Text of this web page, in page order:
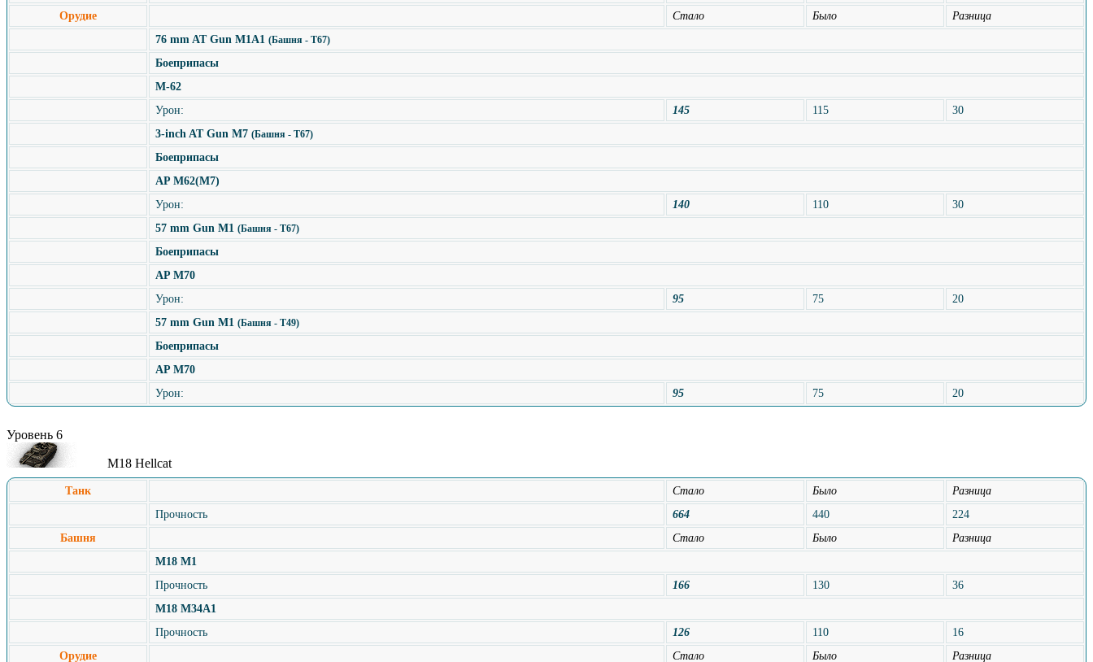
Орудие
Стало Было
Разница
76 mm AT Gun M1A1(Башня - T67)
Боеприпасы
М-62
Урон:
145 115
30
3-inch AT Gun M7(Башня - T67)
Боеприпасы
AP M62(M7)
Урон:
140 110
30
57 mm Gun M1(Башня - T67)
Боеприпасы
AP M70
Урон:
95 75
20
57 mm Gun M1(Башня - T49)
Боеприпасы
AP M70
Урон:
95 75 20
Уровень 6
M18 Hellcat
Танк Стало Было
Разница
Прочность
664 440
224
Башня
Стало Было
Разница
M18 M1
Прочность
166 130
36
M18 M34A1
Прочность
126 110
16
Орудие
Стало Было Разница